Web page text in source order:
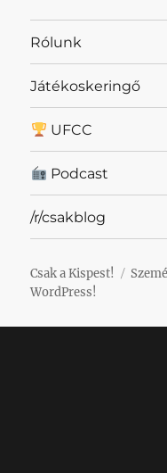
Rólunk
Játékoskeringő
UFCC
Podcast
/r/csakblog
Csak a Kispest!
WordPress!